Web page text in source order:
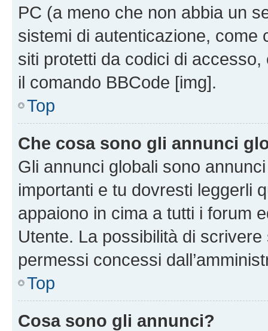
PC (a meno che non abbia un
sistemi di autenticazione, come
siti protetti da codici di
il comando BBCode [img].
Top
Che cosa sono gli annunci
Gli annunci globali sono
importanti e tu dovresti leggerli
appaiono in cima a tutti i forum
Utente. La possibilità di
permessi concessi
Top
Cosa sono gli annunci?